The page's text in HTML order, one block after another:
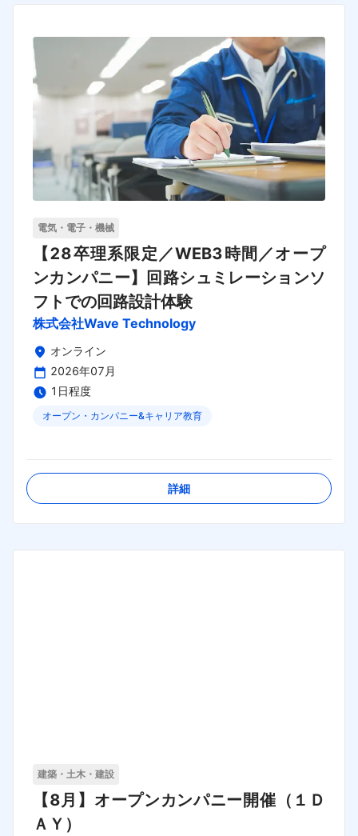
電気・電子・機械
【28卒理系限定／WEB3時間／オープ
ンカンパニー】回路シュミレーションソ
フトでの回路設計体験
株式会社Wave Technology
オンライン
2026年07月
1日程度
オープン・カンパニー&キャリア教育
詳細
建築・土木・建設
【8月】オープンカンパニー開催（１Ｄ
ＡＹ）